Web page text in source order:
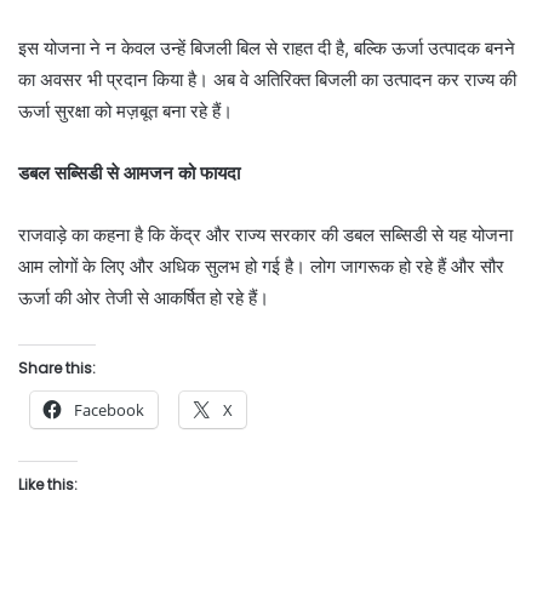
इस योजना ने न केवल उन्हें बिजली बिल से राहत दी है, बल्कि ऊर्जा उत्पादक बनने
का अवसर भी प्रदान किया है। अब वे अतिरिक्त बिजली का उत्पादन कर राज्य की
ऊर्जा सुरक्षा को मज़बूत बना रहे हैं।
डबल सब्सिडी से आमजन को फायदा
राजवाड़े का कहना है कि केंद्र और राज्य सरकार की डबल सब्सिडी से यह योजना
आम लोगों के लिए और अधिक सुलभ हो गई है। लोग जागरूक हो रहे हैं और सौर
ऊर्जा की ओर तेजी से आकर्षित हो रहे हैं।
Share this:
Facebook X
Like this: